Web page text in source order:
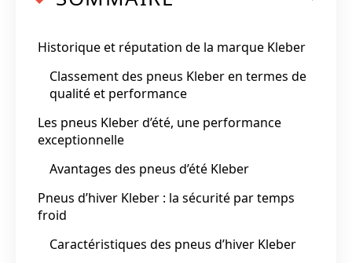
Historique et réputation de la marque Kleber
Classement des pneus Kleber en termes de
qualité et performance
Les pneus Kleber d’été, une performance
exceptionnelle
Avantages des pneus d’été Kleber
Pneus d’hiver Kleber : la sécurité par temps
froid
Caractéristiques des pneus d’hiver Kleber